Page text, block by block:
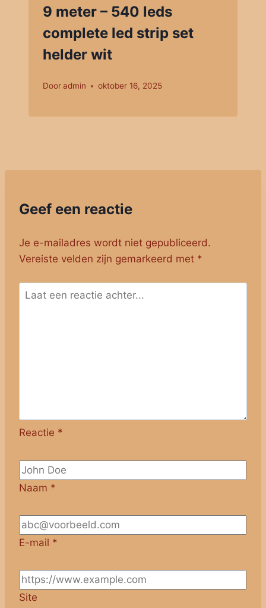
9 meter – 540 leds
complete led strip set
helder wit
Dooradmin oktober 16, 2025
Geef een reactie
Je e-mailadres wordt niet gepubliceerd.
Vereiste velden zijn gemarkeerd met *
Reactie *
Naam *
E-mail *
Site